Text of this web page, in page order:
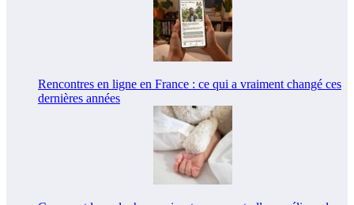
Rencontres en ligne en France : ce qui a vraiment changé ces
dernières années